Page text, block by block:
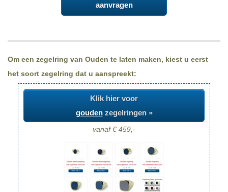
aanvragen
Om een zegelring van Ouden te laten maken, kiest u eerst
het soort zegelring dat u aanspreekt:
Klik hier voor
goudenzegelringen »
vanaf € 459,-